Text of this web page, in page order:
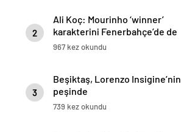
2
Ali Koç: Mourinho ‘winner’
karakterini Fenerbahçe’de de
uygulayacağını söyledi
967 kez okundu
3
Beşiktaş, Lorenzo Insigine’nin
peşinde
739 kez okundu